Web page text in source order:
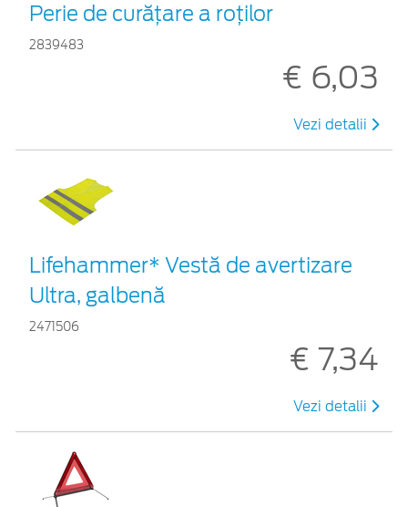
Perie de curățare a roților
2839483
€ 6,03
Vezi detalii
Lifehammer* Vestă de avertizare
Ultra, galbenă
2471506
€ 7,34
Vezi detalii